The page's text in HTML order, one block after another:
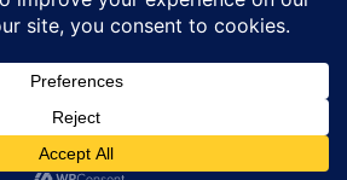
von WordPress
Plugin von Real Cookie